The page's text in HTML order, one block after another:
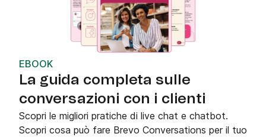
EBOOK
La guida completa sulle
conversazioni con i clienti
Scopri le migliori pratiche di live chat e chatbot.
Scopri cosa può fare Brevo Conversations per il tuo